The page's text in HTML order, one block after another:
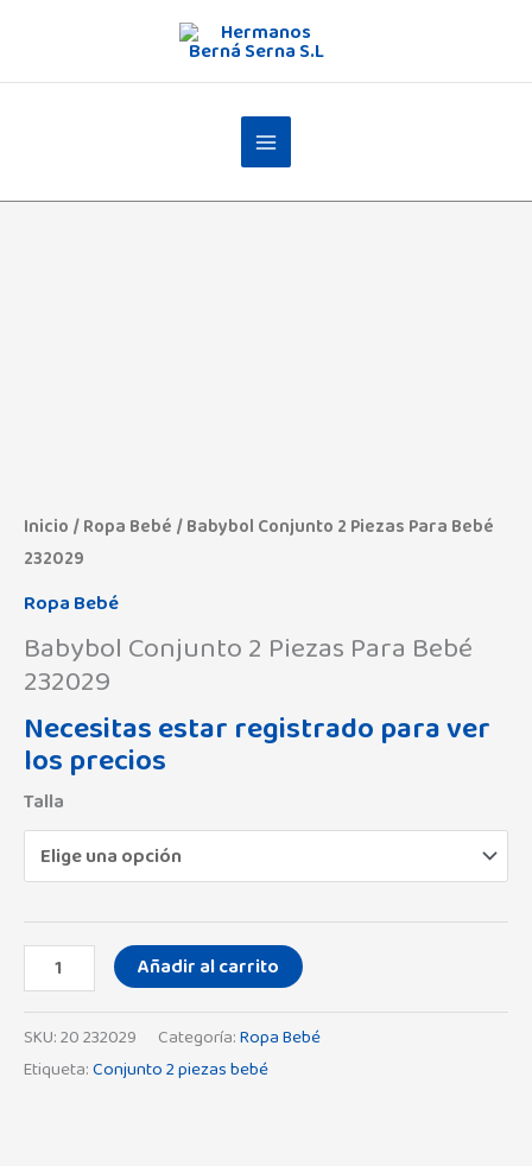
contenido
Inicio /Ropa Bebé / Babybol Conjunto 2 Piezas Para Bebé
232029
Ropa Bebé
Babybol Conjunto 2 Piezas Para Bebé
232029
Necesitas estar registrado para ver
los precios
Talla
cantidad
Añadir al carrito
SKU:20 232029 Categoría:Ropa Bebé
Etiqueta:Conjunto 2 piezas bebé